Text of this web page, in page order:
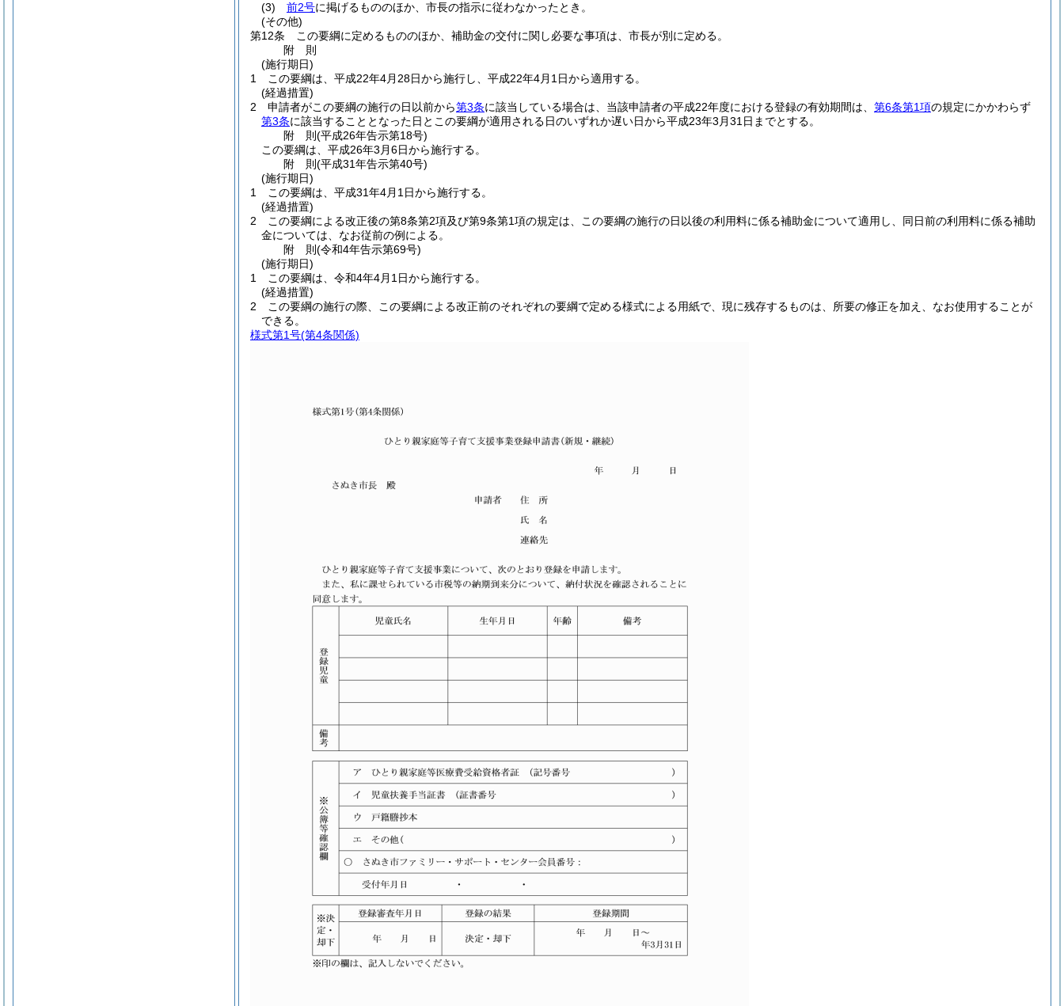
(3)
前2号に掲げるもののほか、市長の指示に従わなかったとき。
(その他)
第12条
この要綱に定めるもののほか、補助金の交付に関し必要な事項は、市長が別に定める。
附 則
(施行期日)
1
この要綱は、平成22年4月28日から施行し、平成22年4月1日から適用する。
(経過措置)
2
申請者がこの要綱の施行の日以前から第3条に該当している場合は、当該申請者の平成22年度における登録の有効期間は、 第6条第1項の規定にかかわらず
第3条に該当することとなった日とこの要綱が適用される日のいずれか遅い日から平成23年3月31日までとする。
附 則(平成26年告示第18号)
この要綱は、平成26年3月6日から施行する。
附 則(平成31年告示第40号)
(施行期日)
1
この要綱は、平成31年4月1日から施行する。
(経過措置)
2
この要綱による改正後の第8条第2項及び第9条第1項の規定は、この要綱の施行の日以後の利用料に係る補助金について適用し、同日前の利用料に係る補助
金については、なお従前の例による。
附 則(令和4年告示第69号)
(施行期日)
1
この要綱は、令和4年4月1日から施行する。
(経過措置)
2
この要綱の施行の際、この要綱による改正前のそれぞれの要綱で定める様式による用紙で、現に残存するものは、所要の修正を加え、なお使用することが
できる。
様式第1号(第4条関係)